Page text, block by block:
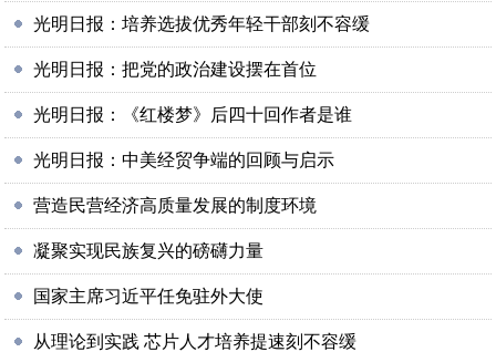
光明日报：培养选拔优秀年轻干部刻不容缓
光明日报：把党的政治建设摆在首位
光明日报：《红楼梦》后四十回作者是谁
光明日报：中美经贸争端的回顾与启示
营造民营经济高质量发展的制度环境
凝聚实现民族复兴的磅礴力量
国家主席习近平任免驻外大使
从理论到实践 芯片人才培养提速刻不容缓